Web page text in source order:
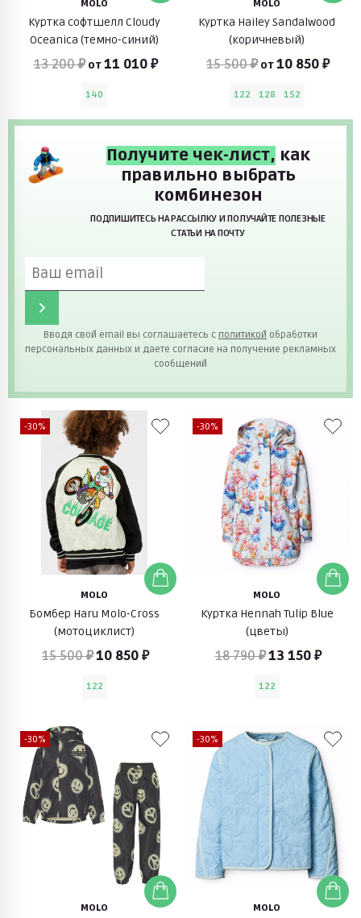
MOLO
Куртка софтшелл Cloudy
Oceanica (темно-синий)
13 200 ₽ от11 010 ₽
140
MOLO
Куртка Hailey Sandalwood
(коричневый)
15 500 ₽ от10 850 ₽
122 128 152
Получите чек-лист, как
правильно выбрать
комбинезон
ПОДПИШИТЕСЬ НА РАССЫЛКУ И ПОЛУЧАЙТЕ ПОЛЕЗНЫЕ
СТАТЬИ НА ПОЧТУ
Вводя свой email вы соглашаетесь с политикой обработки
персональных данных и даете согласие на получение рекламных
сообщений
-30%
MOLO
Бомбер Haru Molo-Cross
(мотоциклист)
15 500 ₽10 850 ₽
122
-30%
MOLO
Куртка Hennah Tulip Blue
(цветы)
18 790 ₽13 150 ₽
122
-30%
MOLO
-30%
MOLO